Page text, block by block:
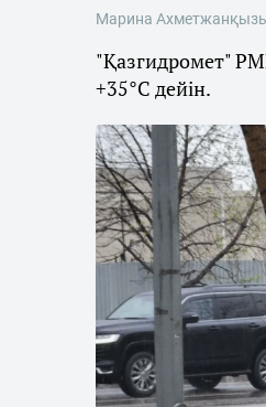
Марина
"Қазгидромет"
+35°C дейін.